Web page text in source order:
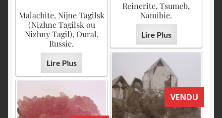
Reinerite, Tsumeb,
Namibie.
Lire Plus
Malachite, Nijne Tagilsk
(Nizhne Tagilsk ou
Nizhny Tagil), Oural,
Russie.
Lire Plus
VENDU